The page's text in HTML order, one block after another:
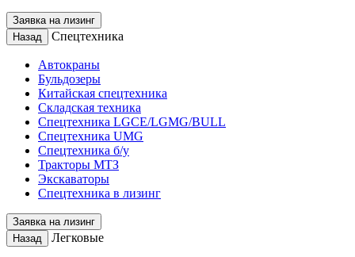
Заявка на лизинг
Назад
Спецтехника
Автокраны
Бульдозеры
Китайская спецтехника
Складская техника
Спецтехника LGCE/LGMG/BULL
Спецтехника UMG
Спецтехника б/у
Тракторы МТЗ
Экскаваторы
Спецтехника в лизинг
Заявка на лизинг
Назад
Легковые